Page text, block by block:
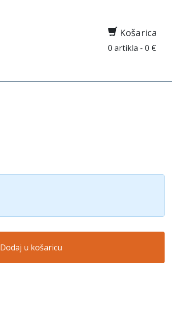
Košarica
0 artikla - 0 €
Dodaj u košaricu